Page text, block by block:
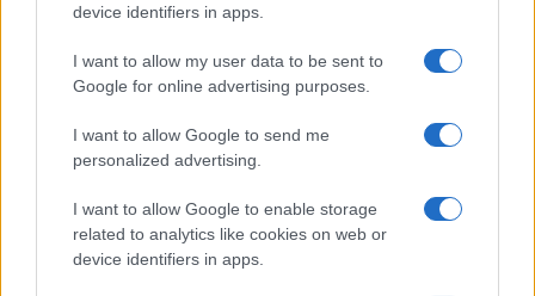
device identifiers in apps.
I want to allow my user data to be sent to
Google for online advertising purposes.
I want to allow Google to send me
personalized advertising.
I want to allow Google to enable storage
related to analytics like cookies on web or
device identifiers in apps.
Cómo aplicar un framework minimalista para gestionar
inversiones
Lucía Herrera · 5 Ago 2026